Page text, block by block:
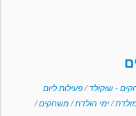
- שוקולד/פעילות ליום
/ימי הולדת/משחקים/